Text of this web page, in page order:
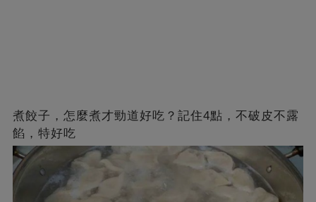
煮餃子，怎麼煮才勁道好吃？記住4點，不破皮不露
餡，特好吃